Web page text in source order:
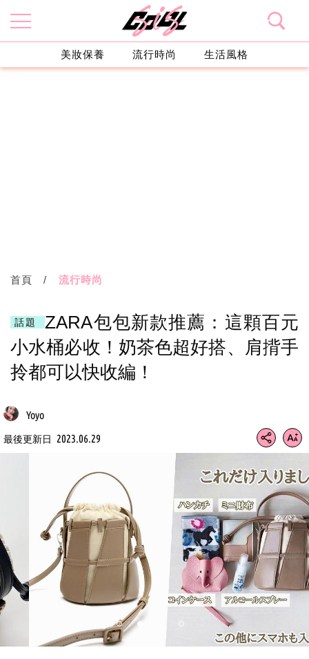
美妝保養 流行時尚 生活風格
首頁 流行時尚
話題
ZARA包包新款推薦：這顆百元
小水桶必收！奶茶色超好搭、肩揹手
拎都可以快收編！
Yoyo
最後更新日 2023.06.29